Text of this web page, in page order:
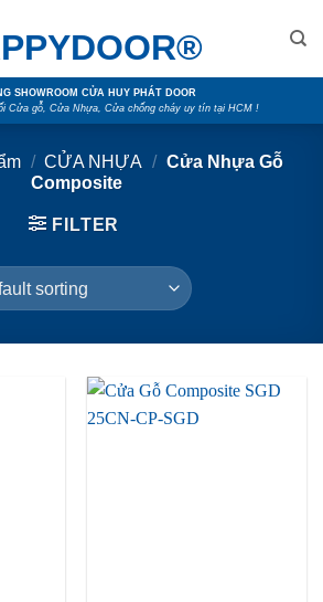
SHOWROOM CỬA HUY PHÁT DOOR
Cửa gỗ, Cửa Nhựa, Cửa chống cháy uy tín tại HCM !
/ CỬA NHỰA / Cửa Nhựa Gỗ
Composite
FILTER